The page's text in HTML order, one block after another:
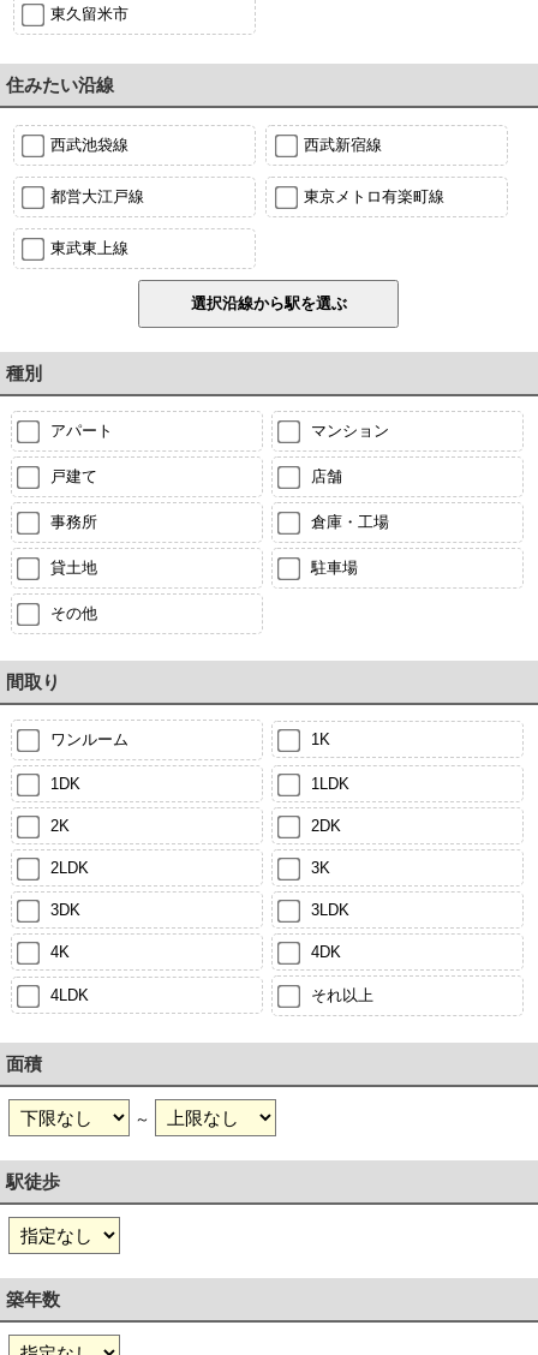
東久留米市
住みたい沿線
西武池袋線 西武新宿線
都営大江戸線 東京メトロ有楽町線
東武東上線
種別
アパート マンション
戸建て 店舗
事務所 倉庫・工場
貸土地 駐車場
その他
間取り
ワンルーム 1K
1DK 1LDK
2K 2DK
2LDK 3K
3DK 3LDK
4K 4DK
4LDK それ以上
面積
～
駅徒歩
築年数